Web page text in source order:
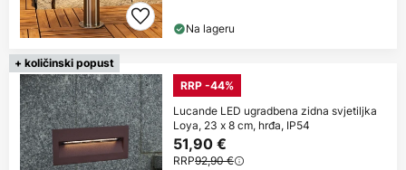
Na lageru
+ količinski popust
RRP -44%
Lucande LED ugradbena zidna svjetiljka
Loya, 23 x 8 cm, hrđa, IP54
51,90 €
RRP92,90 €